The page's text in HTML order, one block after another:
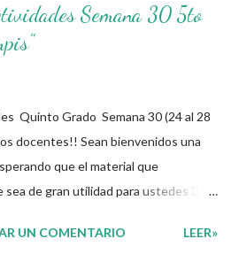
Semana 30 5to
Quinto Grado Semana 30 (24 al 28
docentes!! Sean bienvenidos una
que el material que
de gran utilidad para ustedes 🙋🏽‍♂️
de la semana 30 donde encontrarán
UN COMENTARIO LEER»